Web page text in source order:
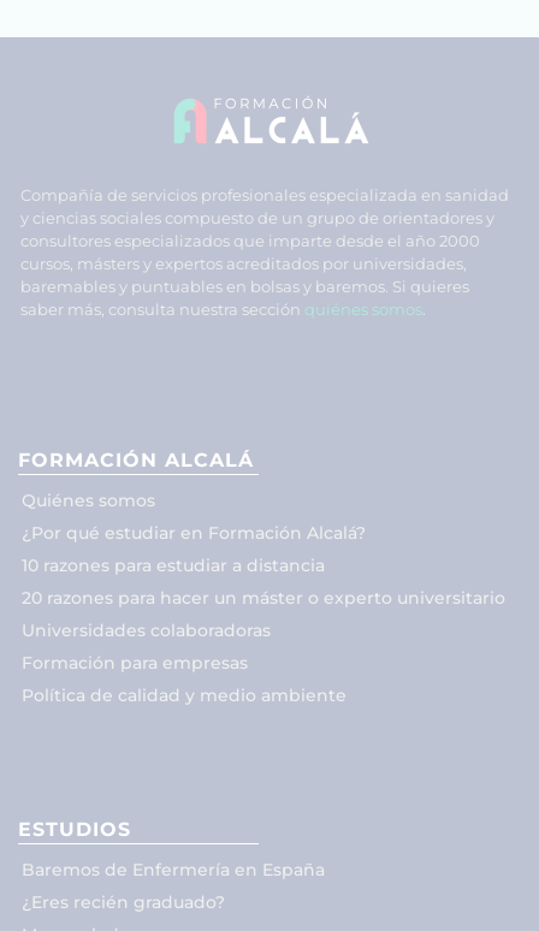
Compañía de servicios profesionales especializada en sanidad
y ciencias sociales compuesto de un grupo de orientadores y
consultores especializados que imparte desde el año 2000
cursos, másters y expertos acreditados por universidades,
baremables y puntuables en bolsas y baremos. Si quieres
saber más, consulta nuestra sección quiénes somos
FORMACIÓN ALCALÁ
Quiénes somos
¿Por qué estudiar en Formación Alcalá?
10 razones para estudiar a distancia
20 razones para hacer un máster o experto universitario
Universidades colaboradoras
Formación para empresas
Política de calidad y medio ambiente
ESTUDIOS
Baremos de Enfermería en España
¿Eres recién graduado?